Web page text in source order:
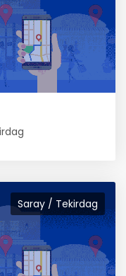
Saray / Tekirdag